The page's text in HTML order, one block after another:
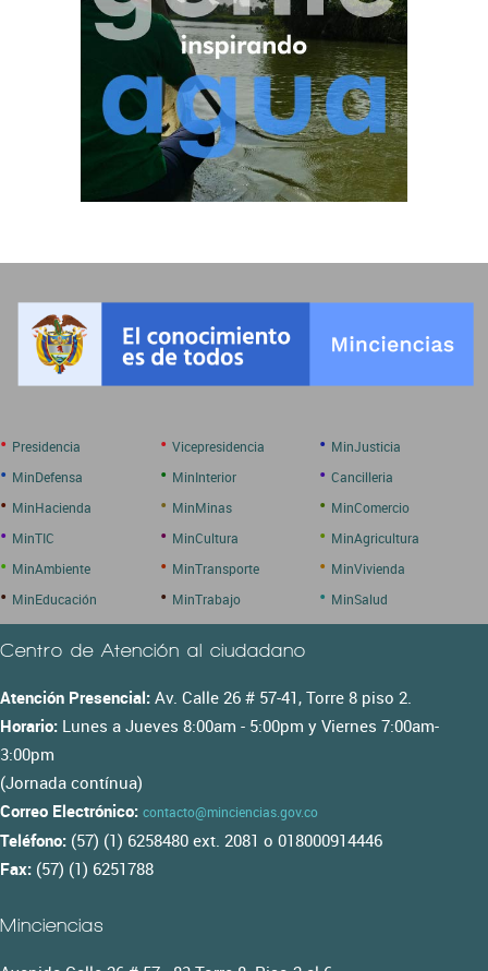
• Presidencia • Vicepresidencia • MinJusticia
• MinDefensa • MinInterior • Cancilleria
• MinHacienda • MinMinas • MinComercio
• MinTIC • MinCultura • MinAgricultura
• MinAmbiente • MinTransporte • MinVivienda
• MinEducación • MinTrabajo • MinSalud
Centro de Atención al ciudadano
Atención Presencial: Av. Calle 26 # 57-41, Torre 8 piso 2.
Horario: Lunes a Jueves 8:00am - 5:00pm y Viernes 7:00am-
3:00pm
(Jornada contínua)
Correo Electrónico: contacto@minciencias.gov.co
Teléfono: (57) (1) 6258480 ext. 2081 o 018000914446
Fax: (57) (1) 6251788
Minciencias